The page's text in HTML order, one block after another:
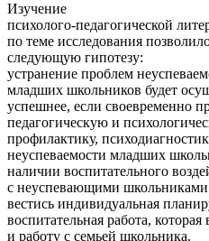
Изучение
психолого-педагогической
по теме исследования
следующую гипотезу:
устранение проблем
младших школьников будет
успешнее, если своевременно
педагогическую и
профилактику,
неуспеваемости младших
наличии воспитательного
с неуспевающими
вестись индивидуальная
воспитательная работа, которая
и работу с семьей школьника.